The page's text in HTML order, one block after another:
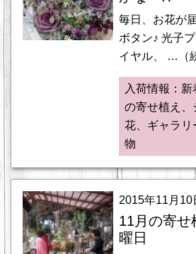
毎日、お花が
ボタン♪ 光子
イヤル、 …（
入荷情報：
の寄せ植え、
花、ギャラリ
物
2015年11月10
11月の寄
曜日